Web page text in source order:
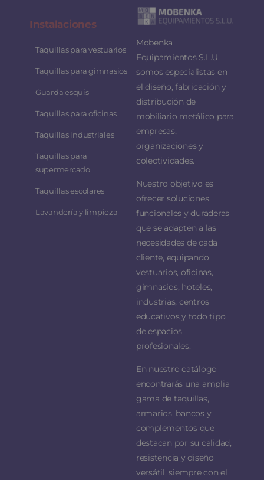
Instalaciones
Taquillas para vestuarios
Taquillas para gimnasios
Guarda esquís
Taquillas para oficinas
Taquillas industriales
Taquillas para
supermercado
Taquillas escolares
Lavandería y limpieza
Mobenka
Equipamientos S.L.U.
somos especialistas en
el diseño, fabricación y
distribución de
mobiliario metálico para
empresas,
organizaciones y
colectividades.
Nuestro objetivo es
ofrecer soluciones
funcionales y duraderas
que se adapten a las
necesidades de cada
cliente, equipando
vestuarios, oficinas,
gimnasios, hoteles,
industrias, centros
educativos y todo tipo
de espacios
profesionales.
En nuestro catálogo
encontrarás una amplia
gama de taquillas,
armarios, bancos y
complementos que
destacan por su calidad,
resistencia y diseño
versátil, siempre con el